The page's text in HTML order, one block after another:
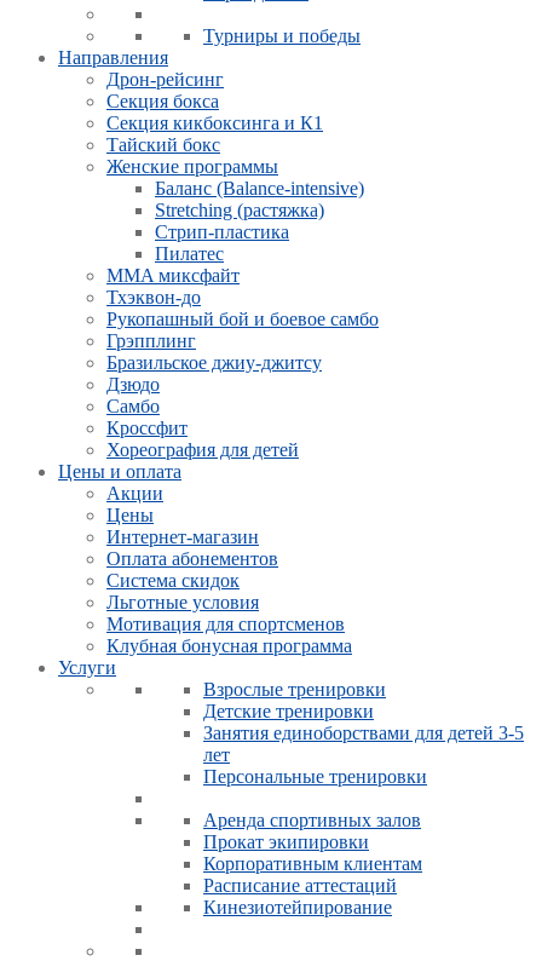
Турниры и победы
Направления
Дрон-рейсинг
Секция бокса
Секция кикбоксинга и К1
Тайский бокс
Женские программы
Баланс (Balance-intensive)
Stretching (растяжка)
Стрип-пластика
Пилатес
MMA миксфайт
Тхэквон-до
Рукопашный бой и боевое самбо
Грэпплинг
Бразильское джиу-джитсу
Дзюдо
Самбо
Кроссфит
Хореография для детей
Цены и оплата
Акции
Цены
Интернет-магазин
Оплата абонементов
Система скидок
Льготные условия
Мотивация для спортсменов
Клубная бонусная программа
Услуги
Взрослые тренировки
Детские тренировки
Занятия единоборствами для детей 3-5
лет
Персональные тренировки
Аренда спортивных залов
Прокат экипировки
Корпоративным клиентам
Расписание аттестаций
Кинезиотейпирование